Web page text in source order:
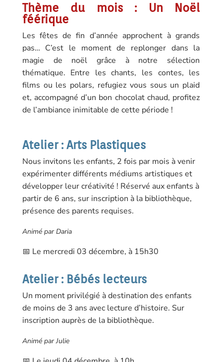
Thème du mois: Un Noël
féérique
Les fêtes de fin d’année approchent à grands
pas… C’est le moment de replonger dans la
magie de noël grâce à notre sélection
thématique. Entre les chants, les contes, les
films ou les polars, refugiez vous sous un plaid
et, accompagné d’un bon chocolat chaud, profitez
de l’ambiance inimitable de cette période !
Atelier : Arts Plastiques
Nous invitons les enfants, 2 fois par mois à venir
expérimenter différents médiums artistiques et
développer leur créativité ! Réservé aux enfants à
partir de 6 ans, sur inscription à la bibliothèque,
présence des parents requises.
Animé par Daria
📅 Le mercredi 03 décembre, à 15h30
Atelier : Bébés lecteurs
Un moment privilégié à destination des enfants
de moins de 3 ans avec lecture d’histoire. Sur
inscription auprès de la bibliothèque.
Animé par Julie